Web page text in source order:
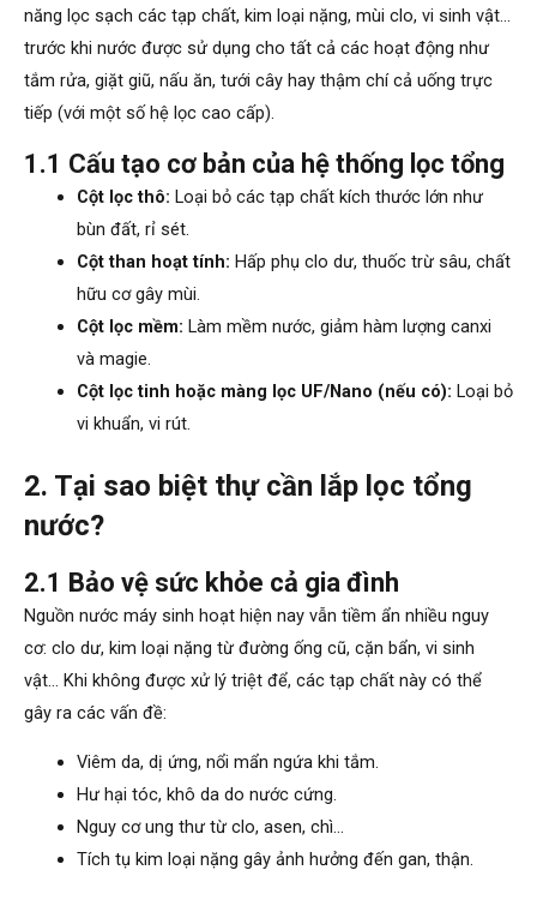
năng lọc sạch các tạp chất, kim loại nặng, mùi clo, vi sinh vật…
trước khi nước được sử dụng cho tất cả các hoạt động như
tắm rửa, giặt giũ, nấu ăn, tưới cây hay thậm chí cả uống trực
tiếp (với một số hệ lọc cao cấp).
1.1 Cấu tạo cơ bản của hệ thống lọc tổng
Cột lọc thô: Loại bỏ các tạp chất kích thước lớn như
bùn đất, rỉ sét.
Cột than hoạt tính: Hấp phụ clo dư, thuốc trừ sâu, chất
hữu cơ gây mùi.
Cột lọc mềm: Làm mềm nước, giảm hàm lượng canxi
và magie.
Cột lọc tinh hoặc màng lọc UF/Nano (nếu có): Loại bỏ
vi khuẩn, vi rút.
2. Tại sao biệt thự cần lắp lọc tổng
nước?
2.1 Bảo vệ sức khỏe cả gia đình
Nguồn nước máy sinh hoạt hiện nay vẫn tiềm ẩn nhiều nguy
cơ: clo dư, kim loại nặng từ đường ống cũ, cặn bẩn, vi sinh
vật… Khi không được xử lý triệt để, các tạp chất này có thể
gây ra các vấn đề:
Viêm da, dị ứng, nổi mẩn ngứa khi tắm.
Hư hại tóc, khô da do nước cứng.
Nguy cơ ung thư từ clo, asen, chì…
Tích tụ kim loại nặng gây ảnh hưởng đến gan, thận.